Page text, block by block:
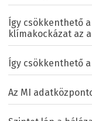
Így csökkenthető
klímakockázat az
Így csökkenthető
Az MI